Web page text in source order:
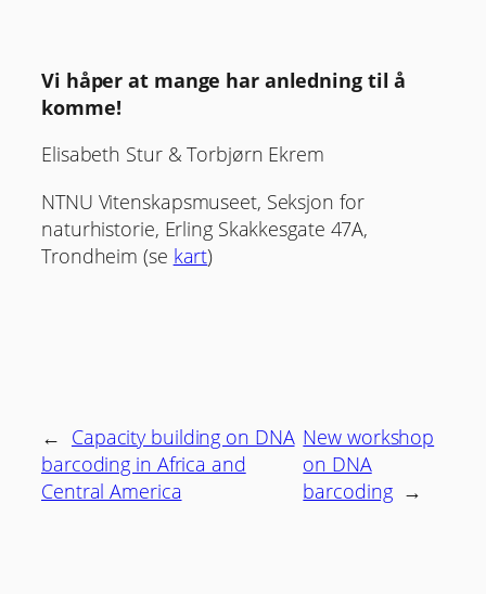
Vi håper at mange har anledning til å
komme!
Elisabeth Stur & Torbjørn Ekrem
NTNU Vitenskapsmuseet, Seksjon for
naturhistorie, Erling Skakkesgate 47A,
Trondheim (se kart)
← Capacity building on DNA
barcoding in Africa and
Central America
New workshop
on DNA
barcoding →